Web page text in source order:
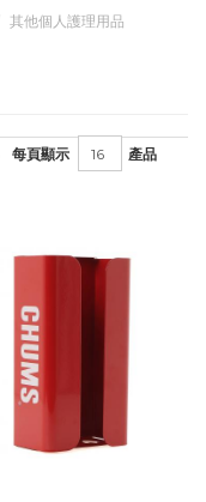
其他個人護理用品
每頁顯示 產品